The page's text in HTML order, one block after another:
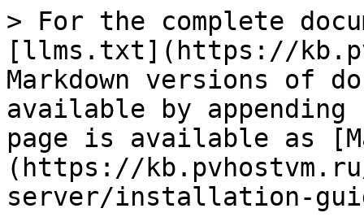
> For the complete
[llms.txt](https://
Markdown versions of
available by
page is available as
(https://
server/installation-